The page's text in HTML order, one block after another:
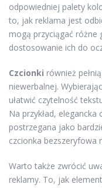
odpowiedniej palety
to, jak reklama jest
mogą przyciągać
dostosowanie ich do
Czcionki również
niewerbalnej.
ułatwić czytelność
Na przykład,
postrzegana jako
czcionka bezszeryfowa
Warto także zwrócić
reklamy. To, jak